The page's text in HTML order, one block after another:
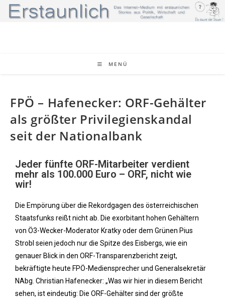
MENÜ
FPÖ – Hafenecker: ORF-Gehälter
als größter Privilegienskandal
seit der Nationalbank
Jeder fünfte ORF-Mitarbeiter verdient
mehr als 100.000 Euro – ORF, nicht wie
wir!
Die Empörung über die Rekordgagen des österreichischen
Staatsfunks reißt nicht ab. Die exorbitant hohen Gehältern
von Ö3-Wecker-Moderator Kratky oder dem Grünen Pius
Strobl seien jedoch nur die Spitze des Eisbergs, wie ein
genauer Blick in den ORF-Transparenzbericht zeigt,
bekräftigte heute FPÖ-Mediensprecher und Generalsekretär
NAbg. Christian Hafenecker: „Was wir hier in diesem Bericht
sehen, ist eindeutig: Die ORF-Gehälter sind der größte